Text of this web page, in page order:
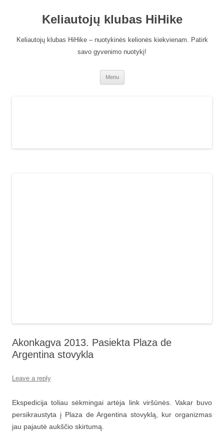
Keliautojų klubas HiHike
Keliautojų klubas HiHike – nuotykinės kelionės kiekvienam. Patirk
savo gyvenimo nuotykį!
Menu
Akonkagva 2013. Pasiekta Plaza de
Argentina stovykla
Leave a reply
Ekspedicija toliau sėkmingai artėja link viršūnės. Vakar buvo
persikraustyta į Plaza de Argentina stovyklą, kur organizmas
jau pajautė aukščio skirtumą.